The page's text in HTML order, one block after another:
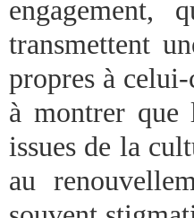
transmettent
propres à
à montrer que
issues de la
au